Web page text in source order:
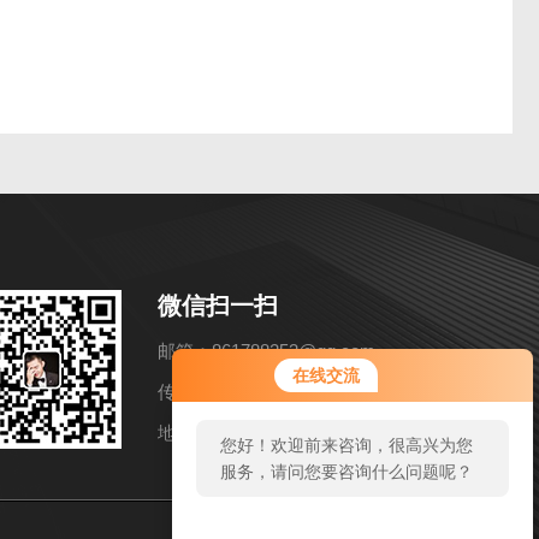
在线交流
您好！欢迎前来咨询，很高兴为您
服务，请问您要咨询什么问题呢？
微信扫一扫
邮箱：861788253@qq.com
传真：86-021-57858216
地址：上海市松江区洞泾镇长兴路652弄11号